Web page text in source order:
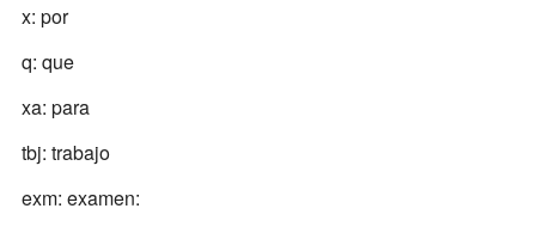
x: por
q: que
xa: para
tbj: trabajo
exm: examen: